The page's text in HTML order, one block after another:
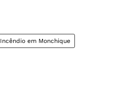
Incêndio em Monchique